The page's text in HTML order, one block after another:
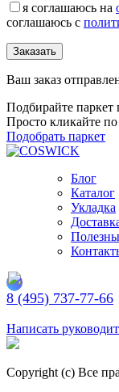
я соглашаюсь на
соглашаюсь с
Заказать
Ваш заказ
Подбирайте
Просто кликайте
Подобрать паркет
Блог
Каталог
Укладка
8 (495) 737-77-66
Написать
Copyright (c) Все